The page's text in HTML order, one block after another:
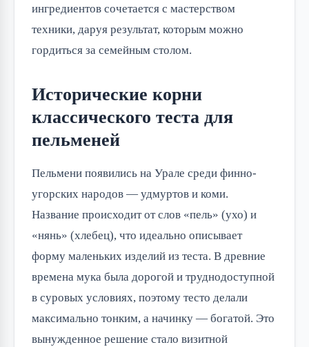
ингредиентов сочетается с мастерством
техники, даруя результат, которым можно
гордиться за семейным столом.
Исторические корни
классического теста для
пельменей
Пельмени появились на Урале среди финно-
угорских народов — удмуртов и коми.
Название происходит от слов «пель» (ухо) и
«нянь» (хлебец), что идеально описывает
форму маленьких изделий из теста. В древние
времена мука была дорогой и труднодоступной
в суровых условиях, поэтому тесто делали
максимально тонким, а начинку — богатой. Это
вынужденное решение стало визитной